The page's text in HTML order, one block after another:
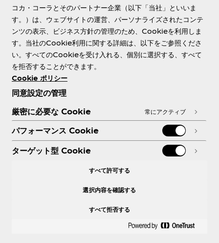
Need help?
各種ポリシー
コカ・コーラとそのパートナー企業（以下「当社」といいま
す。）は、ウェブサイトの運営、パーソナライズされたコンテ
ンツの表示、ビジネス方針の管理のため、Cookieを利用しま
す。当社のCookie利用に関する詳細は、以下をご参照くださ
い。すべてのCookieを受け入れる、個別に選択する、すべて
を拒否することができます。
Cookie ポリシー
同意設定の管理
厳密に必要な Cookie
常にアクティブ
パフォーマンス Cookie
ターゲット型 Cookie
すべて許可する
すべて拒否する
選択内容を確認する